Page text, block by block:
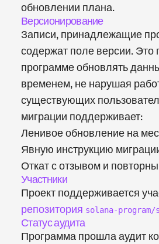
обновлении плана.
Версионирование
Записи, принадлежащие
содержат поле версии. Это
программе обновлять
временем, не нарушая
существующих
миграции поддерживает:
Ленивое обновление на
Явную инструкцию
Откат с отзывом и
Участники
Проект поддерживается
репозитория solana-
Статус аудита
Программа прошла аудит